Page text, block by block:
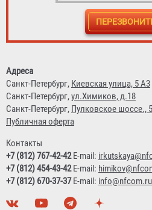
Модуль порошкового
Адреса
Санкт-Петербург, Киевская улица, 5 А3
Санкт-Петербург,ул.Химиков, д.18
Санкт-Петербург, Пулковское шоссе.,
Публичная оферта
Контакты
+7 (812) 767-42-42E-mail:
+7 (812) 454-43-42E-mail:
+7 (812) 670-37-37E-mail: info@nfcom.ru